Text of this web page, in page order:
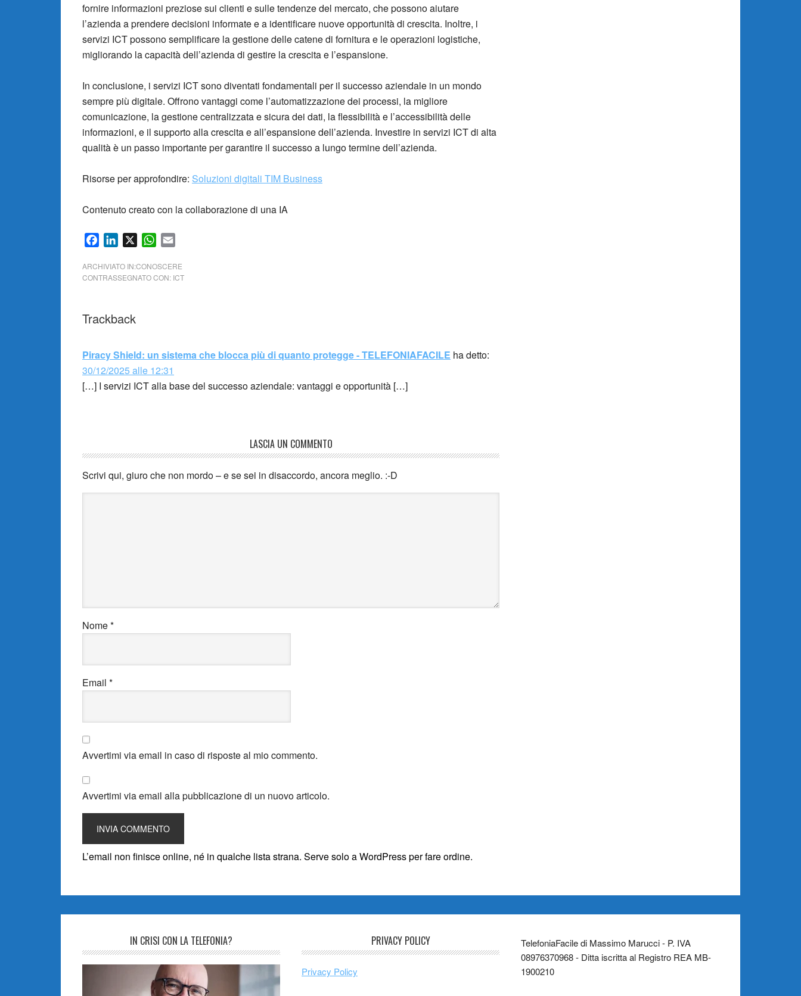
fornire informazioni preziose sui clienti e sulle tendenze del mercato, che possono aiutare
l’azienda a prendere decisioni informate e a identificare nuove opportunità di crescita. Inoltre, i
servizi ICT possono semplificare la gestione delle catene di fornitura e le operazioni logistiche,
migliorando la capacità dell’azienda di gestire la crescita e l’espansione.
In conclusione, i servizi ICT sono diventati fondamentali per il successo aziendale in un mondo
sempre più digitale. Offrono vantaggi come l’automatizzazione dei processi, la migliore
comunicazione, la gestione centralizzata e sicura dei dati, la flessibilità e l’accessibilità delle
informazioni, e il supporto alla crescita e all’espansione dell’azienda. Investire in servizi ICT di alta
qualità è un passo importante per garantire il successo a lungo termine dell’azienda.
Risorse per approfondire: Soluzioni digitali TIM Business
Contenuto creato con la collaborazione di una IA
FacebookLinkedIn WhatsApp
ARCHIVIATO IN:CONOSCERE
CONTRASSEGNATO CON: ICT
Trackback
Piracy Shield: un sistema che blocca più di quanto protegge - TELEFONIAFACILE ha detto:
30/12/2025 alle 12:31
[…] I servizi ICT alla base del successo aziendale: vantaggi e opportunità […]
LASCIA UN COMMENTO
Scrivi qui, giuro che non mordo – e se sei in disaccordo, ancora meglio. :-D
Nome*
Email *
Avvertimi via email in caso di risposte al mio commento.
Avvertimi via email alla pubblicazione di un nuovo articolo.
L’email non finisce online, né in qualche lista strana. Serve solo a WordPress per fare ordine.
IN CRISI CON LA TELEFONIA? PRIVACY POLICY
Privacy Policy
TelefoniaFacile di Massimo Marucci - P. IVA
08976370968 - Ditta iscritta al Registro REA MB-
1900210